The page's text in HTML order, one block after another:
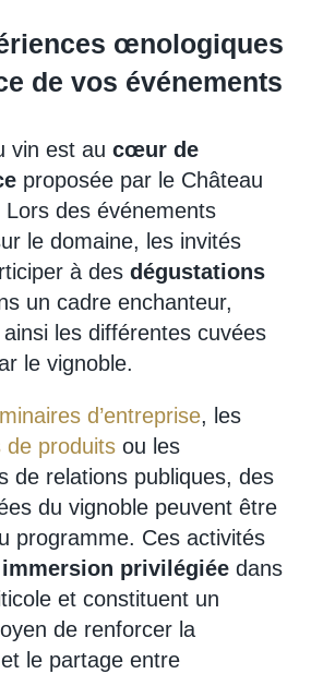
œnologiques
de vos événements
vin est au cœur de
proposée par le Château
Lors des événements
le domaine, les invités
à des dégustations
un cadre enchanteur,
les différentes cuvées
le vignoble.
d’entreprise, les
de produits ou les
de relations publiques, des
du vignoble peuvent être
programme. Ces activités
immersion privilégiée dans
et constituent un
de renforcer la
le partage entre